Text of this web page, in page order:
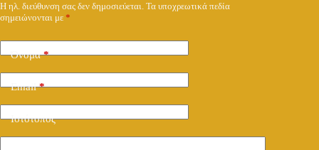
Η ηλ. διεύθυνση σας δεν δημοσιεύεται. Τα υποχρεωτικά πεδία
σημειώνονται με *
Όνομα*
Email*
Ιστότοπος